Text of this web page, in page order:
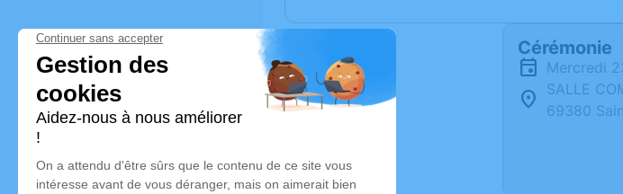
Cérémonie
mercredi
SALLE
69380